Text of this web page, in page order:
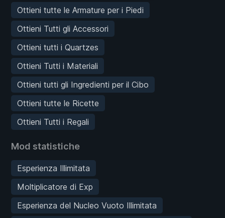
Ottieni tutte le Armature per i Piedi
Ottieni Tutti gli Accessori
Ottieni tutti i Quartzes
Ottieni Tutti i Materiali
Ottieni tutti gli Ingredienti per il Cibo
Ottieni tutte le Ricette
Ottieni Tutti i Regali
Mod statistiche
Esperienza Illimitata
Moltiplicatore di Exp
Esperienza del Nucleo Vuoto Illimitata